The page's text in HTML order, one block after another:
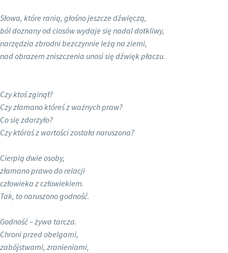
Słowa, które ranią, głośno jeszcze dźwięczą,
ból doznany od ciosów wydaje się nadal dotkliwy,
narzędzia zbrodni bezczynnie leżą na ziemi,
nad obrazem zniszczenia unosi się dźwięk płaczu.
Czy ktoś zginął?
Czy złamano któreś z ważnych praw?
Co się zdarzyło?
Czy któraś z wartości została naruszona?
Cierpią dwie osoby,
złamano prawo do relacji
człowieka z człowiekiem.
Tak, to naruszono godność.
Godność – żywa tarcza.
Chroni przed obelgami,
zabójstwami, zranieniami,